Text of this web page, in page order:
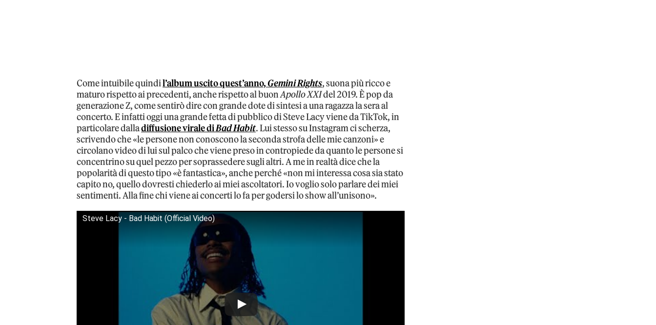
Come intuibile quindil’album uscito quest’anno,Gemini Rights, suona più ricco e
maturo rispetto ai precedenti, anche rispetto al buonApollo XXIdel 2019. È pop da
generazione Z, come sentirò dire con grande dote di sintesi a una ragazza la sera al
concerto. E infatti oggi una grande fetta di pubblico di Steve Lacy viene da TikTok, in
particolare dalladiffusione virale diBad Habit. Lui stesso su Instagram ci scherza,
scrivendo che «le persone non conoscono la seconda strofa delle mie canzoni» e
circolano video di lui sul palco che viene preso in contropiede da quanto le persone si
concentrino su quel pezzo per soprassedere sugli altri. A me in realtà dice che la
popolarità di questo tipo «è fantastica», anche perché «non mi interessa cosa sia stato
capito no, quello dovresti chiederlo ai miei ascoltatori. Io voglio solo parlare dei miei
sentimenti. Alla fine chi viene ai concerti lo fa per godersi lo show all’unisono».
Steve Lacy - Bad Habit (Official Video)